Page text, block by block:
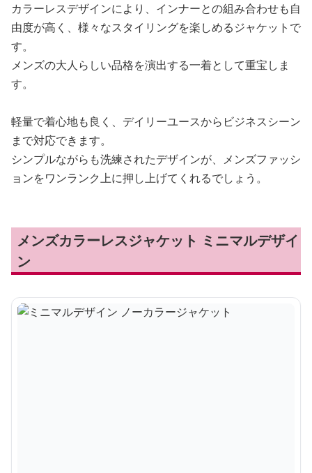
カラーレスデザインにより、インナーとの組み合わせも自
由度が高く、様々なスタイリングを楽しめるジャケットで
す。
メンズの大人らしい品格を演出する一着として重宝しま
す。
軽量で着心地も良く、デイリーユースからビジネスシーン
まで対応できます。
シンプルながらも洗練されたデザインが、メンズファッシ
ョンをワンランク上に押し上げてくれるでしょう。
メンズカラーレスジャケット ミニマルデザイ
ン